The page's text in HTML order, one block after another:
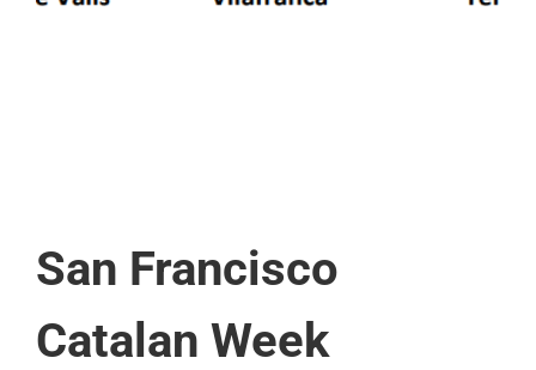
San Francisco
Catalan Week